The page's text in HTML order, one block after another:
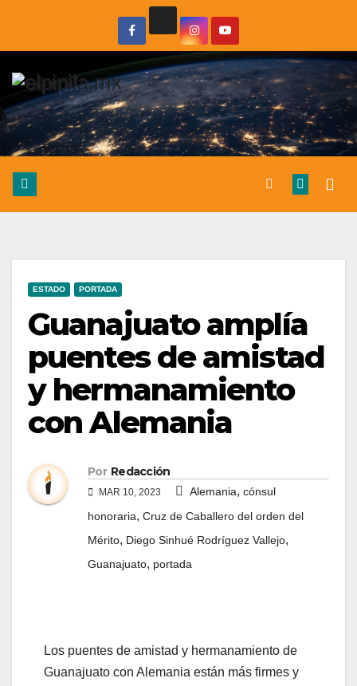
ESTADO PORTADA
Guanajuato amplía
puentes de amistad
y hermanamiento
con Alemania
Por Redacción
MAR 10, 2023 Alemania, cónsul
honoraria, Cruz de Caballero del orden del
Mérito, Diego Sinhué Rodríguez Vallejo,
Guanajuato, portada
Los puentes de amistad y hermanamiento de
Guanajuato con Alemania están más firmes y